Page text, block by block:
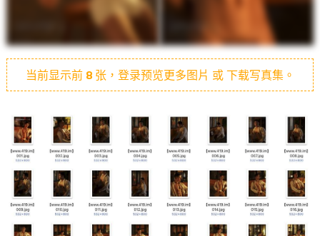
当前显示前 8张，登录预览更多图片 或 下载写真集。